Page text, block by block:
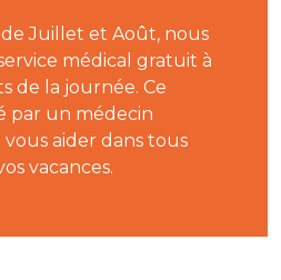
Juillet et Août, nous
médical gratuit à
de la journée. Ce
par un médecin
aider dans tous
vacances.